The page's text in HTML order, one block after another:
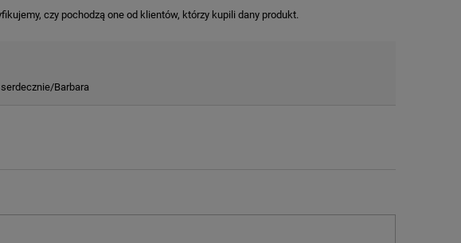
czy pochodzą one od klientów, którzy kupili dany produkt.
Barbara